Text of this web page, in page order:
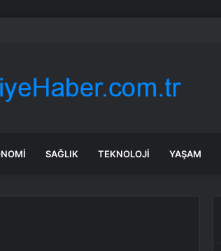
SAĞLIK TEKNOLOJI YAŞAM